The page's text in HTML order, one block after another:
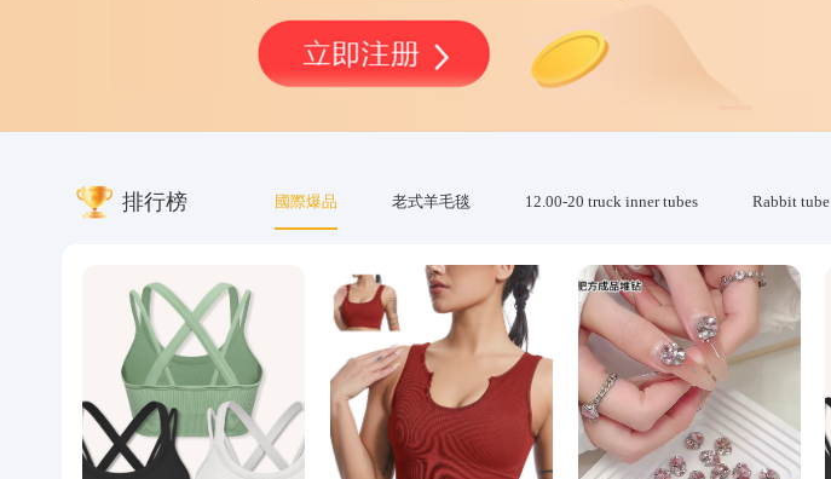
排行榜 國際爆品 老式羊毛毯 12.00-20 truck inner tubes Rabbit tube